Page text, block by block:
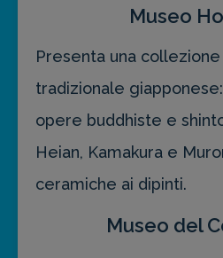
Museo
Presenta una
tradizionale
opere buddhiste e
Heian, Kamakura e
ceramiche ai dipinti.
Museo del